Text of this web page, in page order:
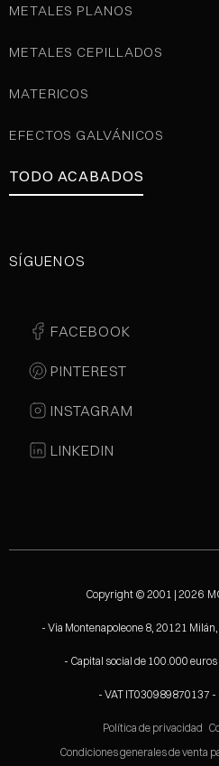
METALES PLANOS
METALES CEPILLADOS
MATERICOS
EFECTOS GALVÁNICOS
TODO ACABADOS
SÍGUENOS
FACEBOOK
PINTEREST
INSTAGRAM
LINKEDIN
Copyright © 2001 | 2026
- Via Montenapoleone 8, 20121
- Capital social de 100.000
- VAT IT030989870137
Política de privacidad
Condiciones generales de venta